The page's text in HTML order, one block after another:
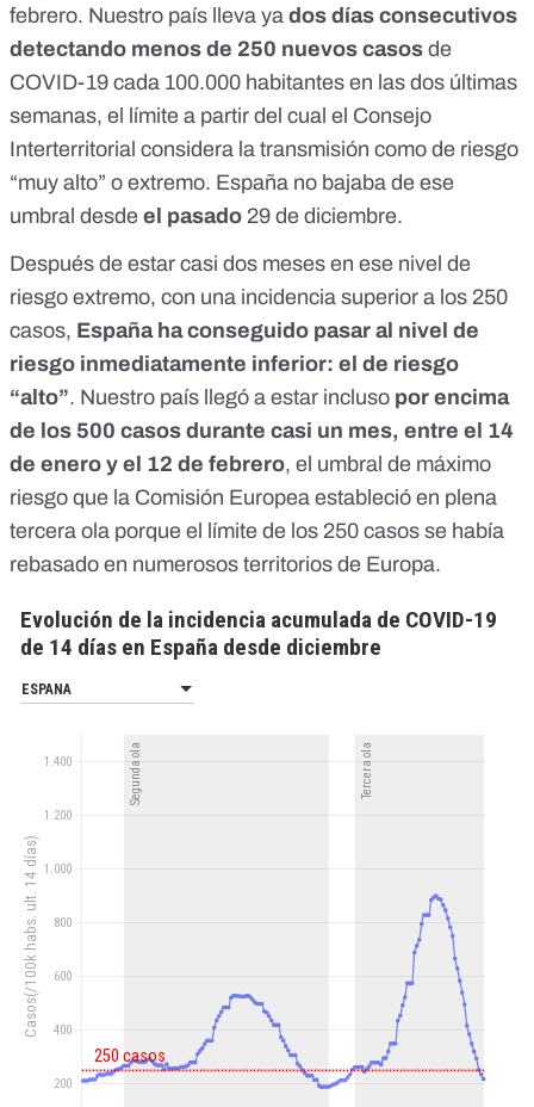
febrero. Nuestro país lleva ya dos días consecutivos
detectando menos de 250 nuevos casos de
COVID-19 cada 100.000 habitantes en las dos últimas
semanas, el
límite a partir del cual el Consejo
Interterritorial considera la transmisión como de riesgo
“muy alto” o extremo. España no bajaba de ese
umbral desde el pasado 29 de diciembre.
Después de estar casi dos meses en ese nivel de
riesgo extremo, con una incidencia superior a los 250
casos, España ha conseguido pasar al nivel de
riesgo inmediatamente inferior: el de riesgo
“alto”. Nuestro país llegó a estar incluso por encima
de los 500 casos durante casi un mes, entre el 14
de enero y el 12 de febrero, el umbral de máximo
riesgo que la Comisión Europea estableció en plena
tercera ola porque el límite de los 250 casos se había
rebasado en numerosos territorios de Europa.